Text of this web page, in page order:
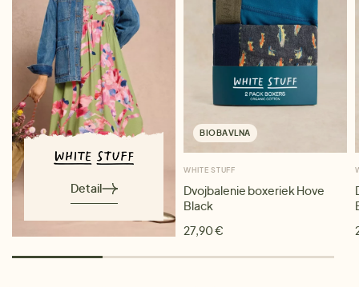
Detail
BIOBAVLNA
WHITE STUFF
Dvojbalenie boxeriek Hove
Black
27,90 €